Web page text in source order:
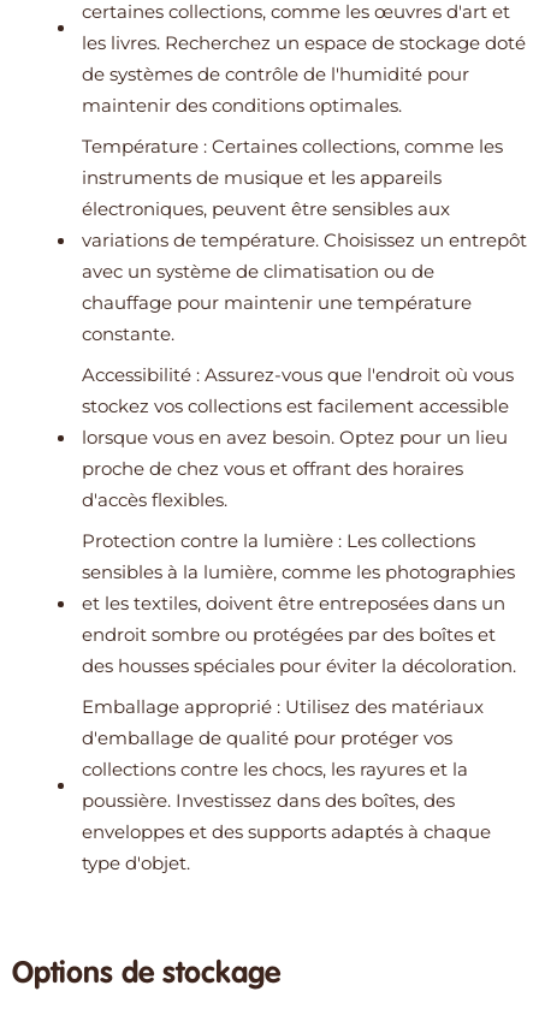
certaines collections, comme les œuvres d'art et
les livres. Recherchez un espace de stockage doté
de systèmes de contrôle de l'humidité pour
maintenir des conditions optimales.
Température : Certaines collections, comme les
instruments de musique et les appareils
électroniques, peuvent être sensibles aux
variations de température. Choisissez un entrepôt
avec un système de climatisation ou de
chauffage pour maintenir une température
constante.
Accessibilité : Assurez-vous que l'endroit où vous
stockez vos collections est facilement accessible
lorsque vous en avez besoin. Optez pour un lieu
proche de chez vous et offrant des horaires
d'accès flexibles.
Protection contre la lumière : Les collections
sensibles à la lumière, comme les photographies
et les textiles, doivent être entreposées dans un
endroit sombre ou protégées par des boîtes et
des housses spéciales pour éviter la décoloration.
Emballage approprié : Utilisez des matériaux
d'emballage de qualité pour protéger vos
collections contre les chocs, les rayures et la
poussière. Investissez dans des boîtes, des
enveloppes et des supports adaptés à chaque
type d'objet.
Options de stockage